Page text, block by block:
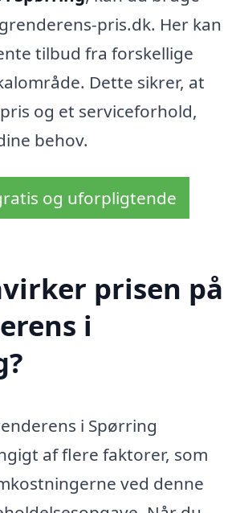
pris.dk. Her kan
tilbud fra forskellige
Dette sikrer, at
og et serviceforhold,
behov.
og uforpligtende
prisen på
i
i Spørring
af flere faktorer, som
ved denne